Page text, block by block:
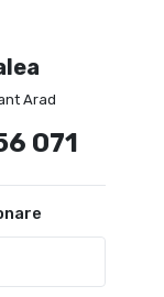
Arad
071